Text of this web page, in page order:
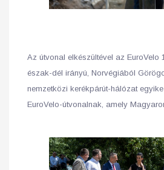
Az útvonal elkészültével az EuroVelo
észak-dél irányú, Norvégiából
nemzetközi kerékpárút-hálózat
EuroVelo-útvonalnak, amely